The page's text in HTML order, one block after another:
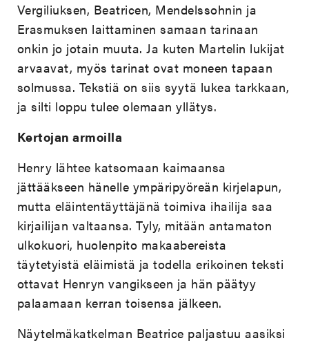
Vergiliuksen, Beatricen, Mendelssohnin ja
Erasmuksen laittaminen samaan tarinaan
onkin jo jotain muuta. Ja kuten Martelin lukijat
arvaavat, myös tarinat ovat moneen tapaan
solmussa. Tekstiä on siis syytä lukea tarkkaan,
ja silti loppu tulee olemaan yllätys.
Kertojan armoilla
Henry lähtee katsomaan kaimaansa
jättääkseen hänelle ympäripyöreän kirjelapun,
mutta eläintentäyttäjänä toimiva ihailija saa
kirjailijan valtaansa. Tyly, mitään antamaton
ulkokuori, huolenpito makaabereista
täytetyistä eläimistä ja todella erikoinen teksti
ottavat Henryn vangikseen ja hän päätyy
palaamaan kerran toisensa jälkeen.
Näytelmäkatkelman Beatrice paljastuu aasiksi